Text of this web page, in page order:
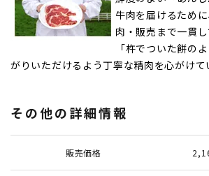
牛肉を届けるため
肉・販売まで一貫し
「杵でついた餅の
がりいただけるよう丁寧な精肉を心がけて
その他の詳細情報
販売価格